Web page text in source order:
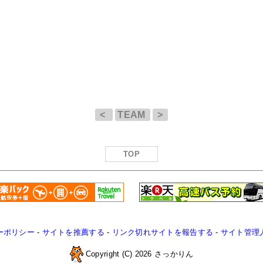
< TEAM >
TOP
ポリシー - サイトを推薦する - リンク切れサイトを報告する - サイト管理
Copyright (C) 2026 さっかりん